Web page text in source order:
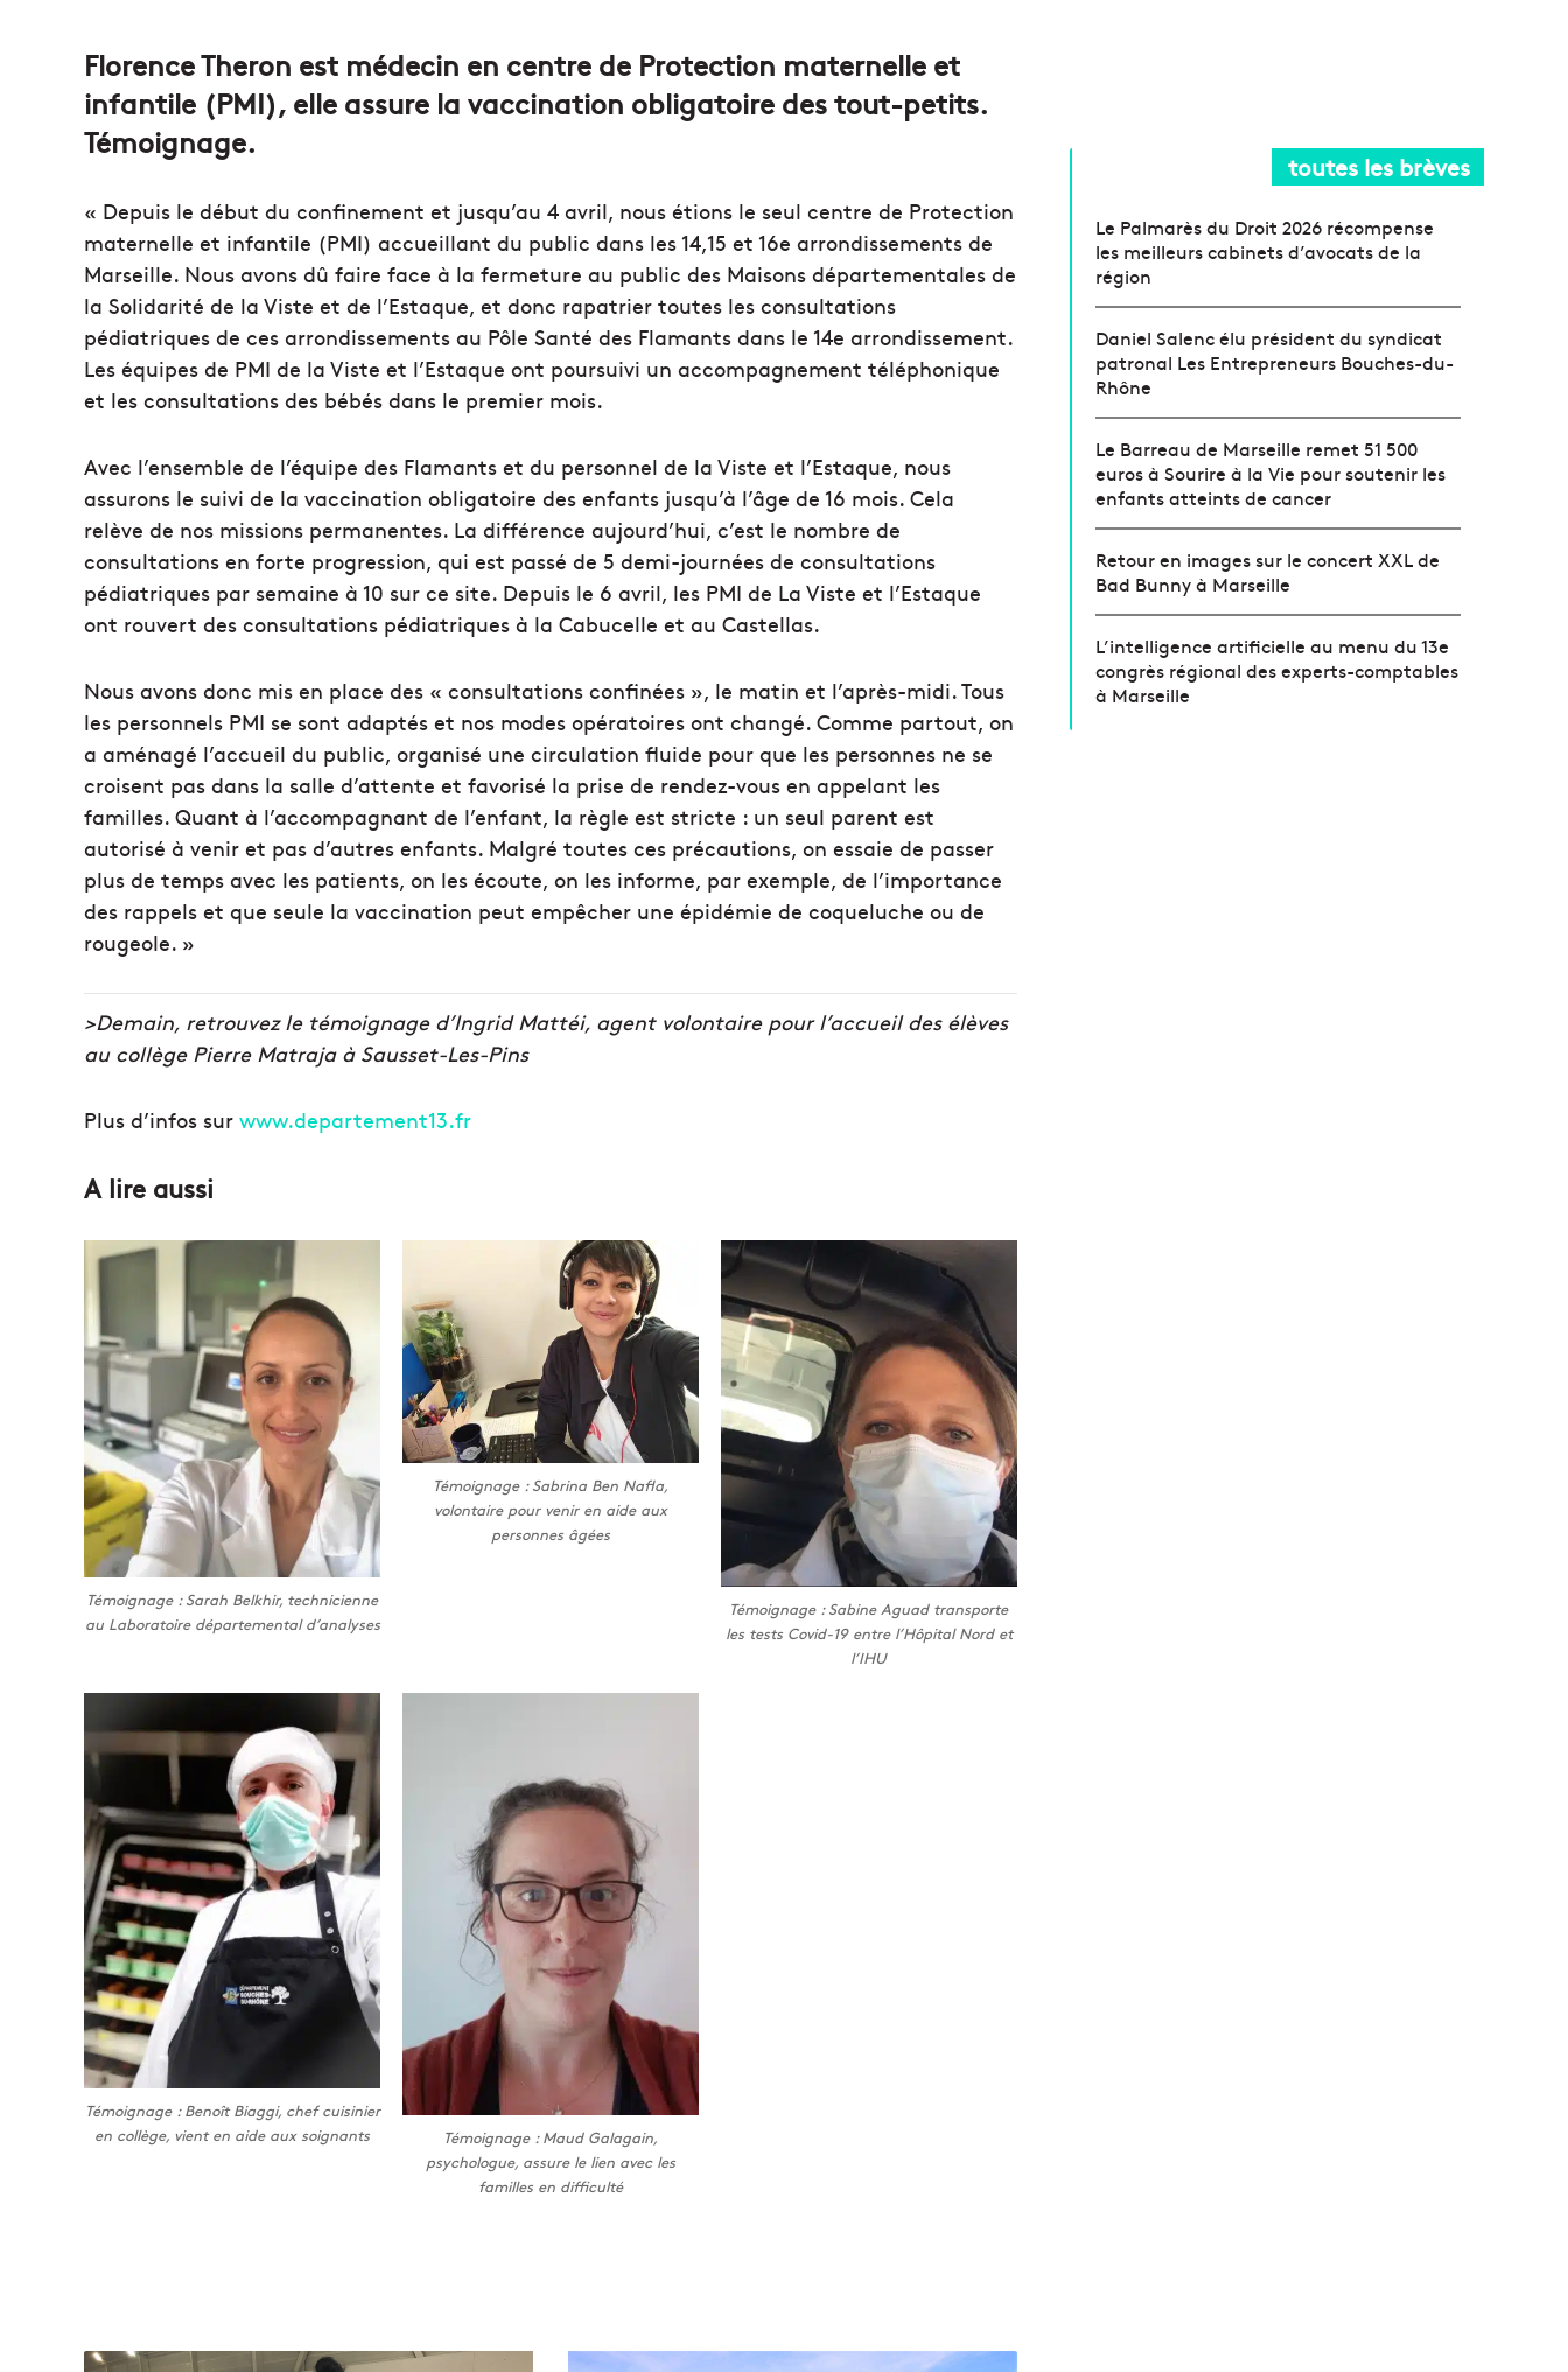
Florence Theron est médecin en centre de Protection maternelle et
infantile (PMI), elle assure la vaccination obligatoire des tout-petits.
Témoignage.
« Depuis le début du confinement et jusqu’au 4 avril, nous étions le seul centre de Protection
maternelle et infantile (PMI) accueillant du public dans les 14,15 et 16e arrondissements de
Marseille. Nous avons dû faire face à la fermeture au public des Maisons départementales de
la Solidarité de la Viste et de l’Estaque, et donc rapatrier toutes les consultations
pédiatriques de ces arrondissements au Pôle Santé des Flamants dans le 14e arrondissement.
Les équipes de PMI de la Viste et l’Estaque ont poursuivi un accompagnement téléphonique
et les consultations des bébés dans le premier mois.
Avec l’ensemble de l’équipe des Flamants et du personnel de la Viste et l’Estaque, nous
assurons le suivi de la vaccination obligatoire des enfants jusqu’à l’âge de 16 mois. Cela
relève de nos missions permanentes. La différence aujourd’hui, c’est le nombre de
consultations en forte progression, qui est passé de 5 demi-journées de consultations
pédiatriques par semaine à 10 sur ce site. Depuis le 6 avril, les PMI de La Viste et l’Estaque
ont rouvert des consultations pédiatriques à la Cabucelle et au Castellas.
Nous avons donc mis en place des « consultations confinées », le matin et l’après-midi. Tous
les personnels PMI se sont adaptés et nos modes opératoires ont changé. Comme partout, on
a aménagé l’accueil du public, organisé une circulation fluide pour que les personnes ne se
croisent pas dans la salle d’attente et favorisé la prise de rendez-vous en appelant les
familles. Quant à l’accompagnant de l’enfant, la règle est stricte : un seul parent est
autorisé à venir et pas d’autres enfants. Malgré toutes ces précautions, on essaie de passer
plus de temps avec les patients, on les écoute, on les informe, par exemple, de l’importance
des rappels et que seule la vaccination peut empêcher une épidémie de coqueluche ou de
rougeole. »
>Demain, retrouvez le témoignage d’Ingrid Mattéi, agent volontaire pour l’accueil des élèves
au collège Pierre Matraja à Sausset-Les-Pins
Plus d’infos sur www.departement13.fr
A lire aussi
Témoignage : Sarah Belkhir, technicienne
au Laboratoire départemental d’analyses
Témoignage : Sabrina Ben Nafla,
volontaire pour venir en aide aux
personnes âgées
Témoignage : Sabine Aguad transporte
les tests Covid-19 entre l’Hôpital Nord et
l’IHU
Témoignage : Benoît Biaggi, chef cuisinier
en collège, vient en aide aux soignants
Témoignage : Maud Galagain,
psychologue, assure le lien avec les
familles en difficulté
V
toutes les brèves
Le Palmarès du Droit 2026 récompense
les meilleurs cabinets d’avocats de la
région
Daniel Salenc élu président du syndicat
patronal Les Entrepreneurs Bouches-du-
Rhône
Le Barreau de Marseille remet 51 500
euros à Sourire à la Vie pour soutenir les
enfants atteints de cancer
Retour en images sur le concert XXL de
Bad Bunny à Marseille
L’intelligence artificielle au menu du 13e
congrès régional des experts-comptables
à Marseille